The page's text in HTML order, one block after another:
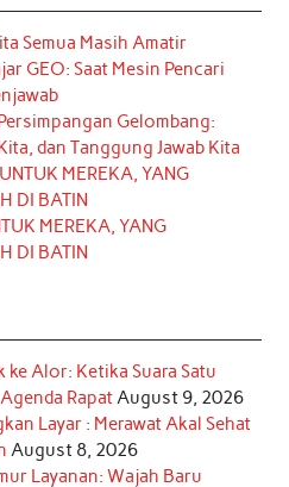
k
e
d
I
n
t
t
r
T
u
e
Semua Masih Amatir
GEO: Saat Mesin Pencari
Gelombang:
dan Tanggung Jawab Kita
UNTUK MEREKA, YANG
DI BATIN
MEREKA, YANG
DI BATIN
ke Alor: Ketika Suara Satu
RapatAugust 9, 2026
Layar : Merawat Akal Sehat
August 8, 2026
Layanan: Wajah Baru